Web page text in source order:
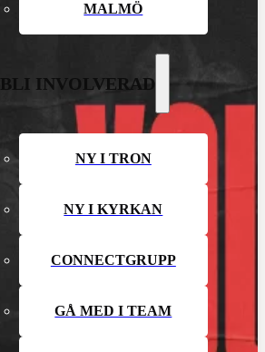
MALMÖ
BLI INVOLVERAD
NY I TRON
NY I KYRKAN
CONNECTGRUPP
GÅ MED I TEAM